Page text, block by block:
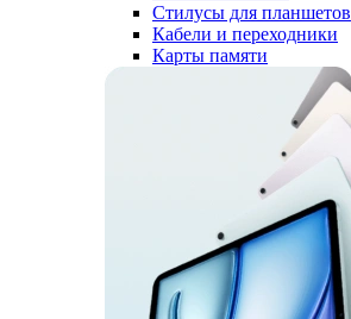
Стилусы для планшетов
Кабели и переходники
Карты памяти